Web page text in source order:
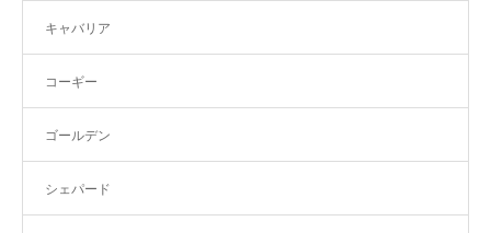
キャバリア
コーギー
ゴールデン
シェパード